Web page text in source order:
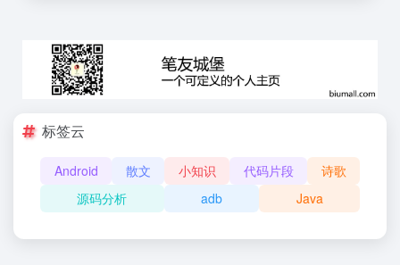
标签云
Android 散文 小知识 代码片段
诗歌
源码分析
adb Java